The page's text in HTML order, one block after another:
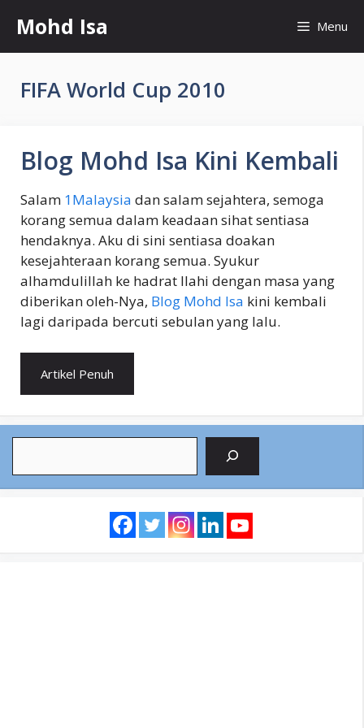
content
Mohd Isa Menu
FIFA World Cup 2010
Blog Mohd Isa Kini Kembali
Salam 1Malaysia dan salam sejahtera, semoga
korang semua dalam keadaan sihat sentiasa
hendaknya. Aku di sini sentiasa doakan
kesejahteraan korang semua. Syukur
alhamdulillah ke hadrat Ilahi dengan masa yang
diberikan oleh-Nya, Blog Mohd Isa kini kembali
lagi daripada bercuti sebulan yang lalu.
Artikel Penuh